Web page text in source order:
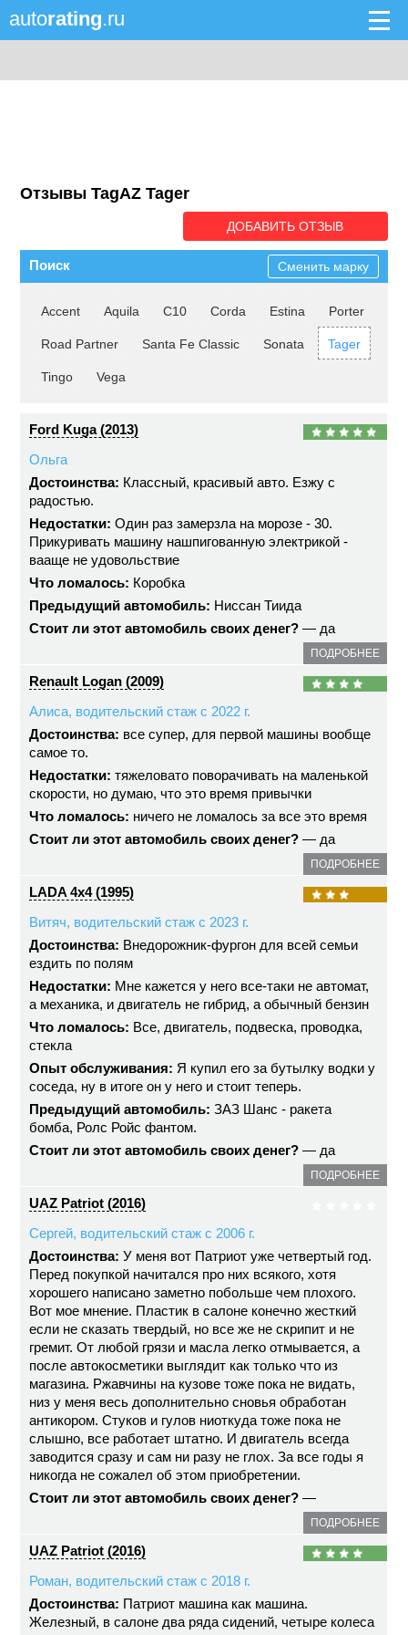
autorating.ru
Отзывы TagAZ Tager
ДОБАВИТЬ ОТЗЫВ
Поиск Сменить марку
Accent Aquila C10 Corda Estina Porter
Road Partner Santa Fe Classic Sonata Tager
Tingo Vega
Ford Kuga (2013)
Ольга
Достоинства: Классный, красивый авто. Езжу с
радостью.
Недостатки: Один раз замерзла на морозе - 30.
Прикуривать машину нашпигованную электрикой -
вааще не удовольствие
Что ломалось: Коробка
Предыдущий автомобиль: Ниссан Тиида
Стоит ли этот автомобиль своих денег? — да
ПОДРОБНЕЕ
Renault Logan (2009)
Алиса, водительский стаж с 2022 г.
Достоинства: все супер, для первой машины вообще
самое то.
Недостатки: тяжеловато поворачивать на маленькой
скорости, но думаю, что это время привычки
Что ломалось: ничего не ломалось за все это время
Стоит ли этот автомобиль своих денег? — да
ПОДРОБНЕЕ
LADA 4x4 (1995)
Витяч, водительский стаж с 2023 г.
Достоинства: Внедорожник-фургон для всей семьи
ездить по полям
Недостатки: Мне кажется у него все-таки не автомат,
а механика, и двигатель не гибрид, а обычный бензин
Что ломалось: Все, двигатель, подвеска, проводка,
стекла
Опыт обслуживания: Я купил его за бутылку водки у
соседа, ну в итоге он у него и стоит теперь.
Предыдущий автомобиль: ЗАЗ Шанс - ракета
бомба, Ролс Ройс фантом.
Стоит ли этот автомобиль своих денег? — да
ПОДРОБНЕЕ
UAZ Patriot (2016)
Сергей, водительский стаж с 2006 г.
Достоинства: У меня вот Патриот уже четвертый год.
Перед покупкой начитался про них всякого, хотя
хорошего написано заметно побольше чем плохого.
Вот мое мнение. Пластик в салоне конечно жесткий
если не сказать твердый, но все же не скрипит и не
гремит. От любой грязи и масла легко отмывается, а
после автокосметики выглядит как только что из
магазина. Ржавчины на кузове тоже пока не видать,
низ у меня весь дополнительно сновья обработан
антикором. Стуков и гулов ниоткуда тоже пока не
слышно, все работает штатно. И двигатель всегда
заводится сразу и сам ни разу не глох. За все годы я
никогда не сожалел об этом приобретении.
Стоит ли этот автомобиль своих денег? —
ПОДРОБНЕЕ
UAZ Patriot (2016)
Роман, водительский стаж с 2018 г.
Достоинства: Патриот машина как машина.
Железный, в салоне два ряда сидений, четыре колеса